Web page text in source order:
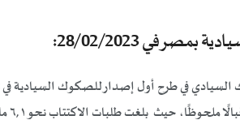
في 28/02/2023:
السيادي في طرح أول إصدار للصكوك السيادية
وذلك في 28/